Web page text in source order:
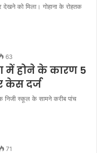
देखने को मिला। गोहाना के रोहतक
63
में होने के कारण 5
केस दर्ज
निजी स्कूल के सामने करीब पांच
71